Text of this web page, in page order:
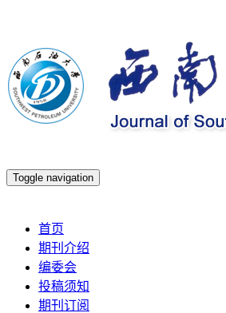
Toggle navigation
首页
期刊介绍
编委会
投稿须知
期刊订阅